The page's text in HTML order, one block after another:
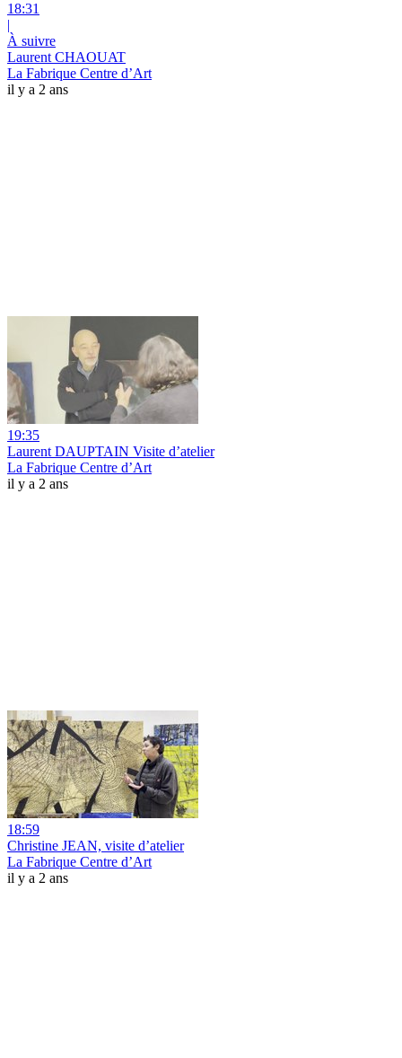
18:31
|
À suivre
Laurent CHAOUAT
La Fabrique Centre d’Art
il y a 2 ans
19:35
Laurent DAUPTAIN Visite d’atelier
La Fabrique Centre d’Art
il y a 2 ans
18:59
Christine JEAN, visite d’atelier
La Fabrique Centre d’Art
il y a 2 ans